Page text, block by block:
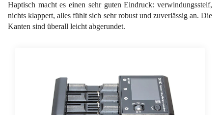
Haptisch macht es einen sehr guten Eindruck: verwindungssteif,
nichts klappert, alles fühlt sich sehr robust und zuverlässig an. Die
Kanten sind überall leicht abgerundet.